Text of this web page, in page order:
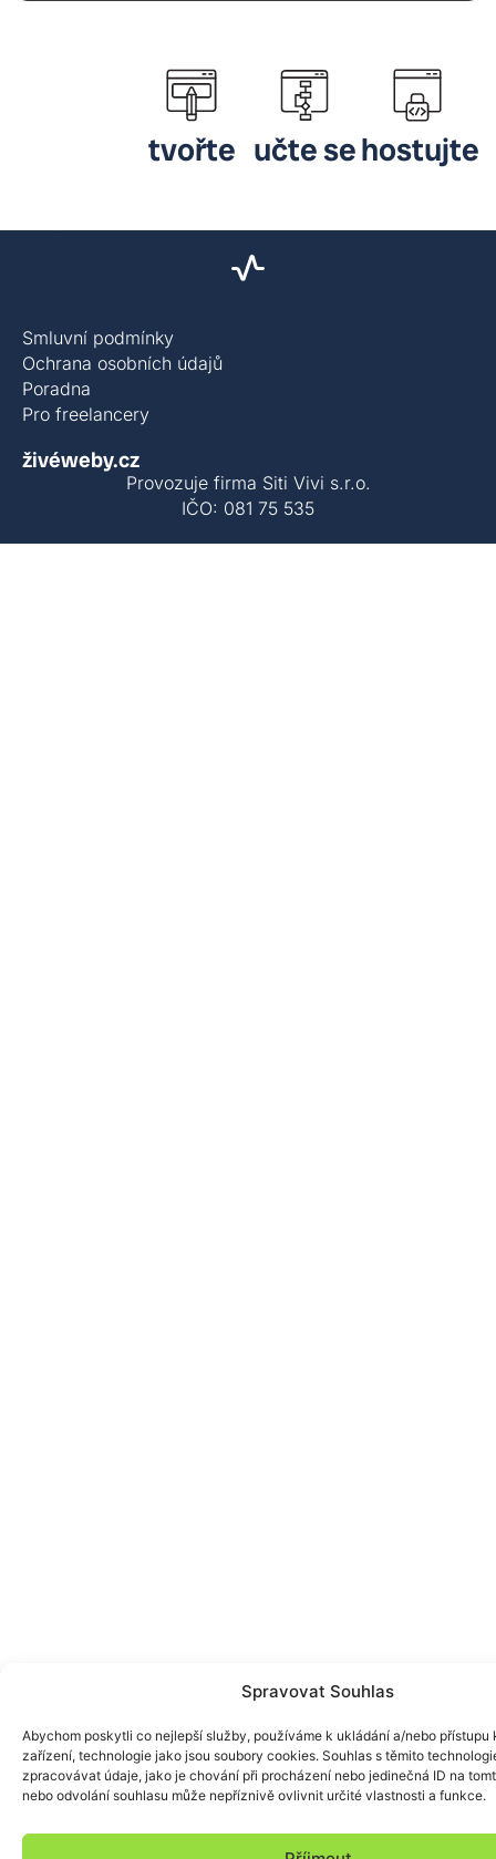
Spravovat Souhlas
Abychom poskytli co nejlepší služby, používáme k ukládání a/nebo přístupu
zařízení, technologie jako jsou soubory cookies. Souhlas s těmito
zpracovávat údaje, jako je chování při procházení nebo jedinečná ID na
nebo odvolání souhlasu může nepříznivě ovlivnit určité vlastnosti a funkce.
tvořte učte sehostujte
Smluvní podmínky
Ochrana osobních údajů
Poradna
Pro freelancery
živéweby.cz
Provozuje firma Siti Vivi s.r.o.
IČO: 081 75 535